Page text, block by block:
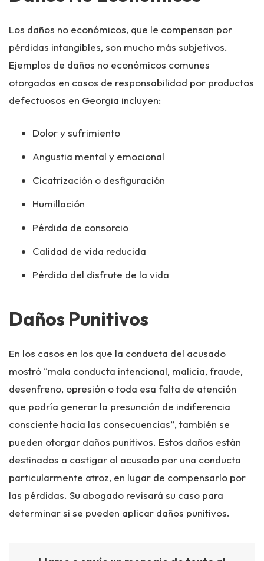
Los daños no económicos, que le compensan por
pérdidas intangibles, son mucho más subjetivos.
Ejemplos de daños no económicos comunes
otorgados en casos de responsabilidad por productos
defectuosos en Georgia incluyen:
Dolor y sufrimiento
Angustia mental y emocional
Cicatrización o desfiguración
Humillación
Pérdida de consorcio
Calidad de vida reducida
Pérdida del disfrute de la vida
Daños Punitivos
En los casos en los que la conducta del acusado
mostró “mala conducta intencional, malicia, fraude,
desenfreno, opresión o toda esa falta de atención
que podría generar la presunción de indiferencia
consciente hacia las consecuencias”, también se
pueden otorgar daños punitivos. Estos daños están
destinados a castigar al acusado por una conducta
particularmente atroz, en lugar de compensarlo por
las pérdidas. Su abogado revisará su caso para
determinar si se pueden aplicar daños punitivos.